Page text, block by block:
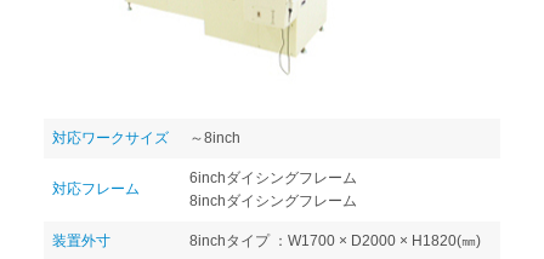
対応ワークサイズ ～8inch
対応フレーム
6inchダイシングフレーム
8inchダイシングフレーム
装置外寸 8inchタイプ ：W1700 × D2000 × H1820(㎜)